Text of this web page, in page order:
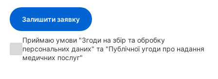
Залишити заявку
Приймаю умови "Згоди на збір та обробку
персональних даних" та "Публічної угоди про надання
медичних послуг"